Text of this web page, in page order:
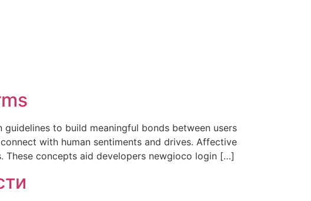
to build meaningful bonds between users
with human sentiments and drives. Affective
concepts aid developers newgioco login […]